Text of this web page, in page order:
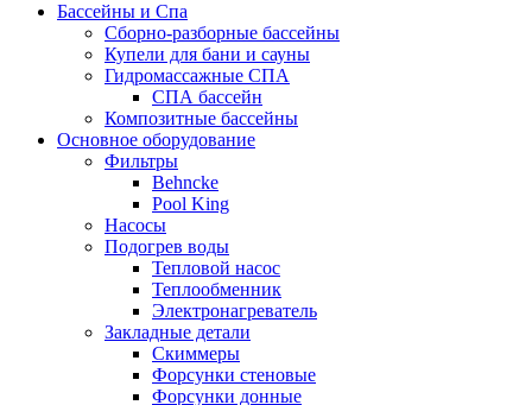
Бассейны и Спа
Сборно-разборные бассейны
Купели для бани и сауны
Гидромассажные СПА
СПА бассейн
Композитные бассейны
Основное оборудование
Фильтры
Behncke
Pool King
Насосы
Подогрев воды
Тепловой насос
Теплообменник
Электронагреватель
Закладные детали
Скиммеры
Форсунки стеновые
Форсунки донные